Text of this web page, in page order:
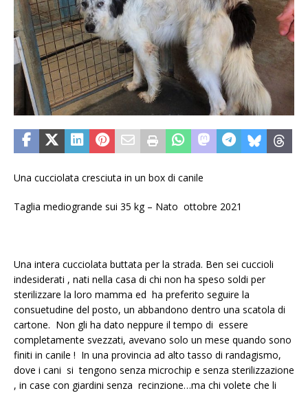
Una cucciolata cresciuta in un box di canile
Taglia mediogrande sui 35 kg – Nato ottobre 2021
Una intera cucciolata buttata per la strada. Ben sei cuccioli
indesiderati , nati nella casa di chi non ha speso soldi per
sterilizzare la loro mamma ed ha preferito seguire la
consuetudine del posto, un abbandono dentro una scatola di
cartone. Non gli ha dato neppure il tempo di essere
completamente svezzati, avevano solo un mese quando sono
finiti in canile ! In una provincia ad alto tasso di randagismo,
dove i cani si tengono senza microchip e senza sterilizzazione
, in case con giardini senza recinzione…ma chi volete che li